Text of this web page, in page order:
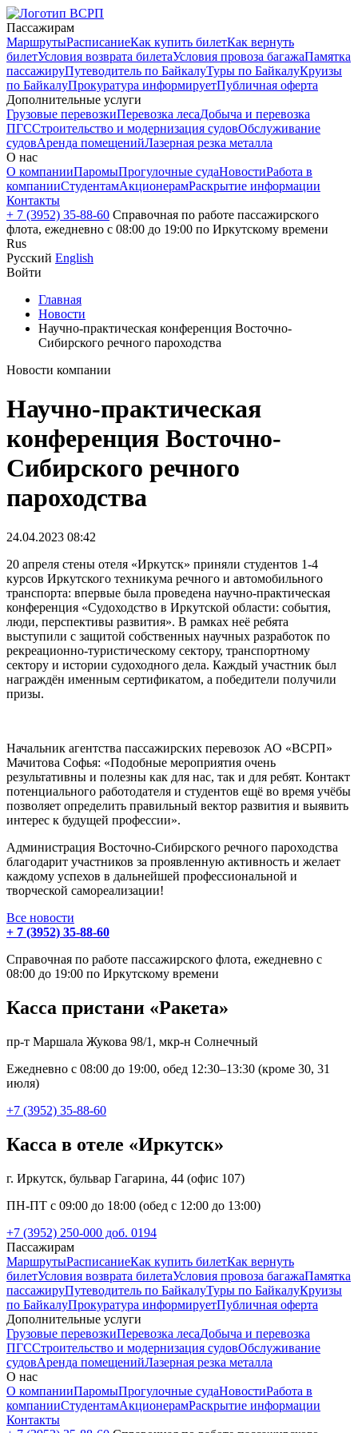
Пассажирам
МаршрутыРасписаниеКак купить билетКак вернуть
билетУсловия возврата билетаУсловия провоза багажаПамятка
пассажируПутеводитель по БайкалуТуры по БайкалуКруизы
по БайкалуПрокуратура информируетПубличная оферта
Дополнительные услуги
Грузовые перевозкиПеревозка лесаДобыча и перевозка
ПГССтроительство и модернизация судовОбслуживание
судовАренда помещенийЛазерная резка металла
О нас
О компанииПаромыПрогулочные судаНовостиРабота в
компанииСтудентамАкционерамРаскрытие информации
Контакты
+ 7 (3952) 35-88-60 Справочная по работе пассажирского
флота, ежедневно с 08:00 до 19:00 по Иркутскому времени
Rus
Русский English
Войти
Главная
Новости
Научно-практическая конференция Восточно-
Сибирского речного пароходства
Новости компании
Научно-практическая
конференция Восточно-
Сибирского речного
пароходства
24.04.2023 08:42
20 апреля стены отеля «Иркутск» приняли студентов 1-4
курсов Иркутского техникума речного и автомобильного
транспорта: впервые была проведена научно-практическая
конференция «Судоходство в Иркутской области: события,
люди, перспективы развития». В рамках неё ребята
выступили с защитой собственных научных разработок по
рекреационно-туристическому сектору, транспортному
сектору и истории судоходного дела. Каждый участник был
награждён именным сертификатом, а победители получили
призы.
Начальник агентства пассажирских перевозок АО «ВСРП»
Мачитова Софья: «Подобные мероприятия очень
результативны и полезны как для нас, так и для ребят. Контакт
потенциального работодателя и студентов ещё во время учёбы
позволяет определить правильный вектор развития и выявить
интерес к будущей профессии».
Администрация Восточно-Сибирского речного пароходства
благодарит участников за проявленную активность и желает
каждому успехов в дальнейшей профессиональной и
творческой самореализации!
Все новости
+ 7 (3952) 35-88-60
Справочная по работе пассажирского флота, ежедневно с
08:00 до 19:00 по Иркутскому времени
Касса пристани «Ракета»
пр-т Маршала Жукова 98/1, мкр-н Солнечный
Ежедневно с 08:00 до 19:00, обед 12:30–13:30 (кроме 30, 31
июля)
+7 (3952) 35-88-60
Касса в отеле «Иркутск»
г. Иркутск, бульвар Гагарина, 44 (офис 107)
ПН-ПТ с 09:00 до 18:00 (обед с 12:00 до 13:00)
+7 (3952) 250-000 доб. 0194
Пассажирам
МаршрутыРасписаниеКак купить билетКак вернуть
билетУсловия возврата билетаУсловия провоза багажаПамятка
пассажируПутеводитель по БайкалуТуры по БайкалуКруизы
по БайкалуПрокуратура информируетПубличная оферта
Дополнительные услуги
Грузовые перевозкиПеревозка лесаДобыча и перевозка
ПГССтроительство и модернизация судовОбслуживание
судовАренда помещенийЛазерная резка металла
О нас
О компанииПаромыПрогулочные судаНовостиРабота в
компанииСтудентамАкционерамРаскрытие информации
Контакты